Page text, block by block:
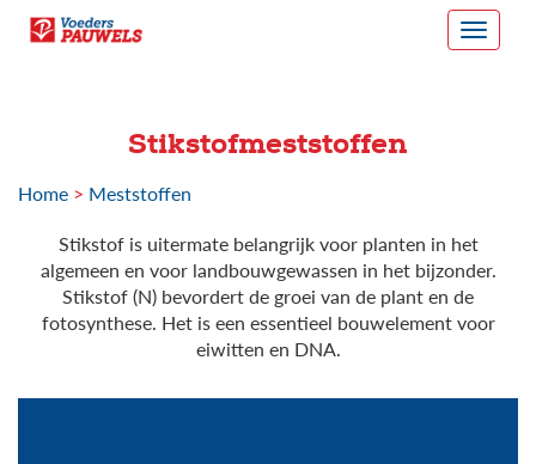
Stikstofmeststoffen
Home > Meststoffen
Stikstof is uitermate belangrijk voor planten in het
algemeen en voor landbouwgewassen in het bijzonder.
Stikstof (N) bevordert de groei van de plant en de
fotosynthese. Het is een essentieel bouwelement voor
eiwitten en DNA.